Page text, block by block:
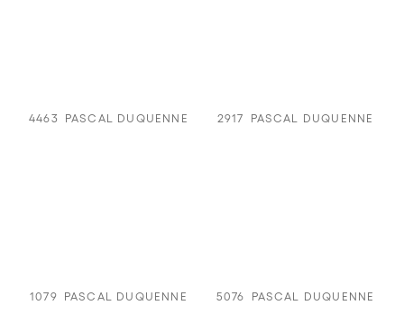
4463 PASCAL DUQUENNE 2917 PASCAL DUQUENNE
1079 PASCAL DUQUENNE 5076 PASCAL DUQUENNE